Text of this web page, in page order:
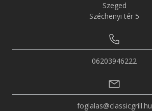
Szeged
Széchenyi tér 5
06203946222
foglalas@classicgrill.hu